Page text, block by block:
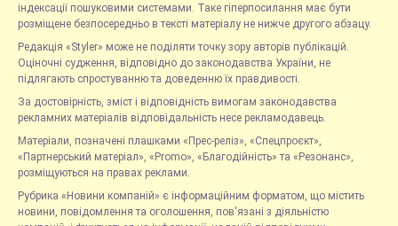
індексації пошуковими системами. Таке гіперпосилання має бути
розміщене безпосередньо в тексті матеріалу не нижче другого абзацу.
Редакція «Styler» може не поділяти точку зору авторів публікацій.
Оціночні судження, відповідно до законодавства України, не
підлягають спростуванню та доведенню їх правдивості.
За достовірність, зміст і відповідність вимогам законодавства
рекламних матеріалів відповідальність несе рекламодавець.
Матеріали, позначені плашками «Прес-реліз», «Спецпроєкт»,
«Партнерський матеріал», «Promo», «Благодійність» та «Резонанс»,
розміщуються на правах реклами.
Рубрика «Новини компаній» є інформаційним форматом, що містить
новини, повідомлення та оголошення, пов'язані з діяльністю